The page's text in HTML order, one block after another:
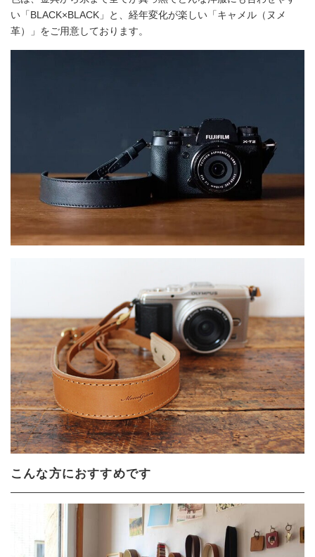
い「BLACK×BLACK」と、経年変化が楽しい「キャメル（ヌメ
革）」をご用意しております。
こんな方におすすめです